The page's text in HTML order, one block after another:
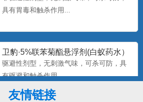
具有胃毒和触杀作用...
卫豹·5%联苯菊酯悬浮剂(白蚁药水）
驱避性剂型，无刺激气味，可杀可防，具
有驱避和触杀作用...
友情链接